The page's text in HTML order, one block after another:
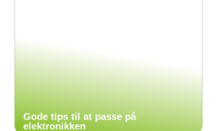
Gode tips til at passe på
elektronikken